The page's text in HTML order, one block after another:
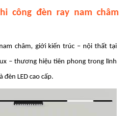
công đèn ray nam châm
châm, giới kiến trúc – nội thất tại
– thương hiệu tiên phong trong lĩnh
LED cao cấp.